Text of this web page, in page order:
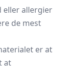
eller allergier
de mest
er at
at